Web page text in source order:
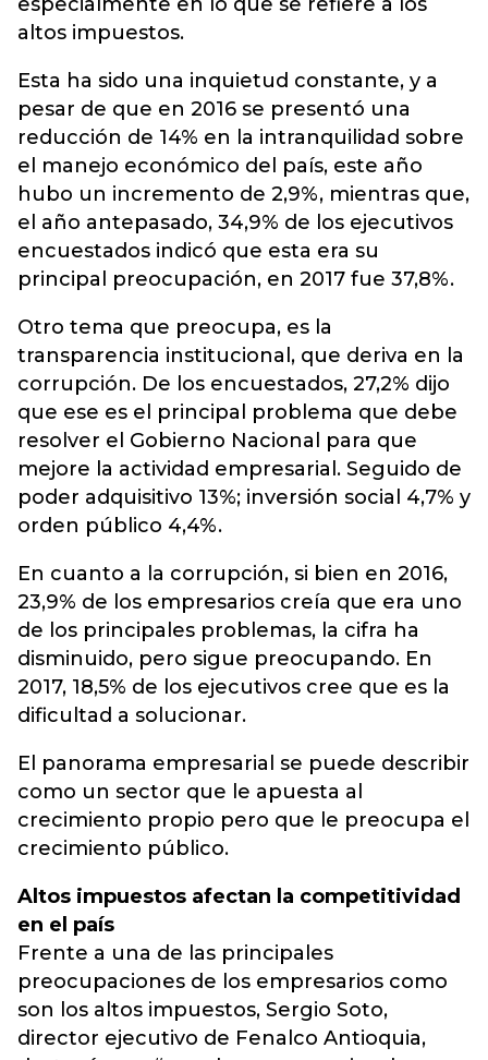
altos impuestos.
Esta ha sido una inquietud constante, y a
pesar de que en 2016 se presentó una
reducción de 14% en la intranquilidad sobre
el manejo económico del país, este año
hubo un incremento de 2,9%, mientras que,
el año antepasado, 34,9% de los ejecutivos
encuestados indicó que esta era su
principal preocupación, en 2017 fue 37,8%.
Otro tema que preocupa, es la
transparencia institucional, que deriva en la
corrupción. De los encuestados, 27,2% dijo
que ese es el principal problema que debe
resolver el Gobierno Nacional para que
mejore la actividad empresarial. Seguido de
poder adquisitivo 13%; inversión social 4,7% y
orden público 4,4%.
En cuanto a la corrupción, si bien en 2016,
23,9% de los empresarios creía que era uno
de los principales problemas, la cifra ha
disminuido, pero sigue preocupando. En
2017, 18,5% de los ejecutivos cree que es la
dificultad a solucionar.
El panorama empresarial se puede describir
como un sector que le apuesta al
crecimiento propio pero que le preocupa el
crecimiento público.
Altos impuestos afectan la competitividad
en el país
Frente a una de las principales
preocupaciones de los empresarios como
son los altos impuestos, Sergio Soto,
director ejecutivo de Fenalco Antioquia,